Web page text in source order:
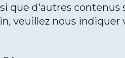
que d'autres contenus
veuillez nous